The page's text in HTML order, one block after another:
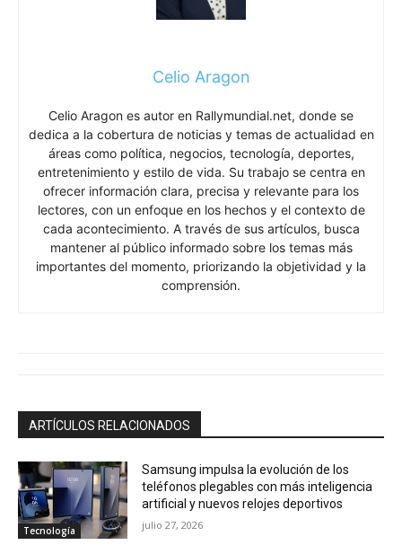
Celio Aragon
Celio Aragon es autor en Rallymundial.net, donde se
dedica a la cobertura de noticias y temas de actualidad en
áreas como política, negocios, tecnología, deportes,
entretenimiento y estilo de vida. Su trabajo se centra en
ofrecer información clara, precisa y relevante para los
lectores, con un enfoque en los hechos y el contexto de
cada acontecimiento. A través de sus artículos, busca
mantener al público informado sobre los temas más
importantes del momento, priorizando la objetividad y la
comprensión.
ARTÍCULOS RELACIONADOS
Tecnología
Samsung impulsa la evolución de los
teléfonos plegables con más inteligencia
artificial y nuevos relojes deportivos
julio 27, 2026